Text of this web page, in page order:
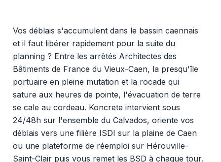
Vos déblais s'accumulent dans le bassin caennais
et il faut libérer rapidement pour la suite du
planning ? Entre les arrêtés Architectes des
Bâtiments de France du Vieux-Caen, la presqu'île
portuaire en pleine mutation et la rocade qui
sature aux heures de pointe, l'évacuation de terre
se cale au cordeau. Koncrete intervient sous
24/48h sur l'ensemble du Calvados, oriente vos
déblais vers une filière ISDI sur la plaine de Caen
ou une plateforme de réemploi sur Hérouville-
Saint-Clair puis vous remet les BSD à chaque tour.